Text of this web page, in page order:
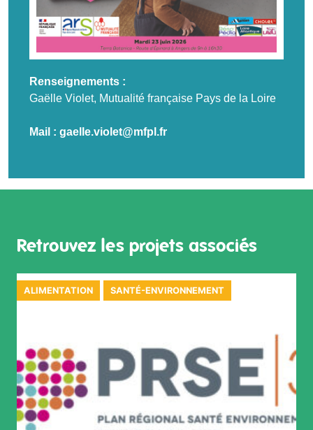
Renseignements :
Gaëlle Violet, Mutualité française Pays de la Loire
Mail : gaelle.violet@mfpl.fr
Retrouvez les projets associés
ALIMENTATION SANTÉ-ENVIRONNEMENT